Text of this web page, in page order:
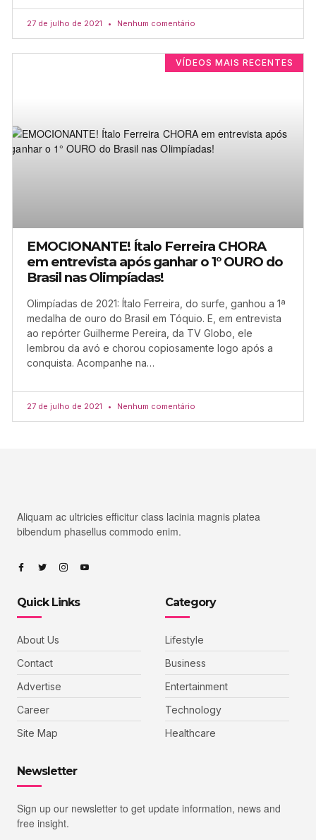
27 de julho de 2021 Nenhum comentário
VÍDEOS MAIS RECENTES
EMOCIONANTE! Ítalo Ferreira CHORA
em entrevista após ganhar o 1° OURO do
Brasil nas Olimpíadas!
Olimpíadas de 2021: Ítalo Ferreira, do surfe, ganhou a 1ª
medalha de ouro do Brasil em Tóquio. E, em entrevista
ao repórter Guilherme Pereira, da TV Globo, ele
lembrou da avó e chorou copiosamente logo após a
conquista. Acompanhe na…
27 de julho de 2021 Nenhum comentário
Aliquam ac ultricies efficitur class lacinia magnis platea
bibendum phasellus commodo enim.
Quick Links
About Us
Contact
Advertise
Career
Site Map
Category
Lifestyle
Business
Entertainment
Technology
Healthcare
Newsletter
Sign up our newsletter to get update information, news and
free insight.